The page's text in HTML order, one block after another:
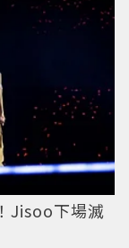
Jisoo下場滅